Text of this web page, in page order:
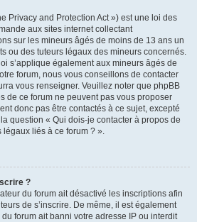
Privacy and Protection Act ») est une loi des
aux sites internet collectant
sur les mineurs âgés de moins de 13 ans un
ou des tuteurs légaux des mineurs concernés.
s’applique également aux mineurs âgés de
forum, nous vous conseillons de contacter
vous renseigner. Veuillez noter que phpBB
de ce forum ne peuvent pas vous proposer
donc pas être contactés à ce sujet, excepté
question « Qui dois-je contacter à propos de
légaux liés à ce forum ? ».
?
du forum ait désactivé les inscriptions afin
de s’inscrire. De même, il est également
forum ait banni votre adresse IP ou interdit